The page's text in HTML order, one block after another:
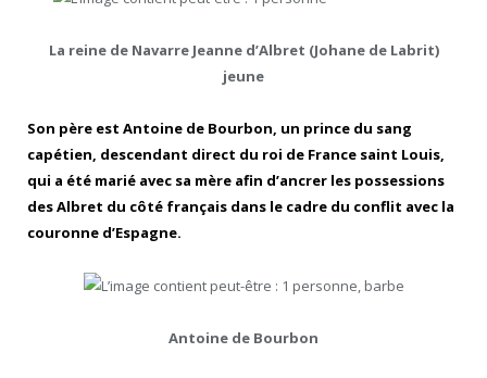
La reine de Navarre Jeanne d’Albret (Johane de Labrit)
jeune
Son père est Antoine de Bourbon, un prince du sang
capétien, descendant direct du roi de France saint Louis,
qui a été marié avec sa mère afin d’ancrer les possessions
des Albret du côté français dans le cadre du conflit avec la
couronne d’Espagne.
Antoine de Bourbon